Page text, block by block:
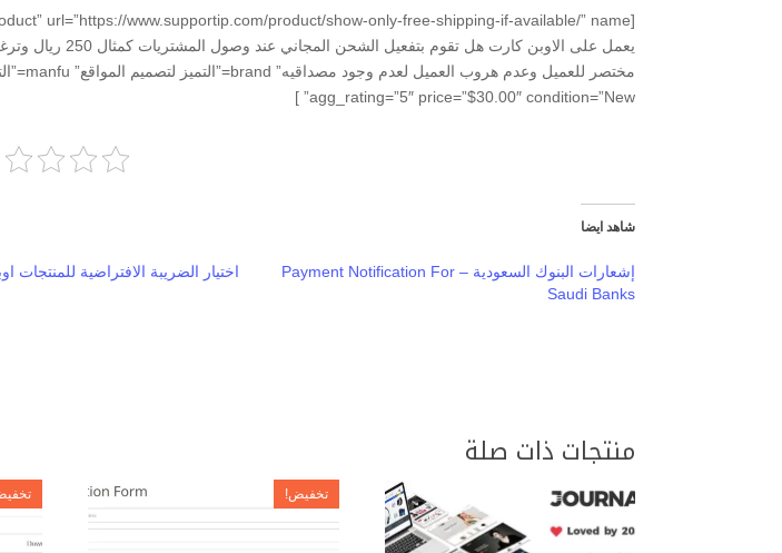
يعمل على
agg_rating=”5″ price=”$30.00″ condition=”New” ]
شاهد ايضا
إشعارات البنوك السعودية – ‫Payment Notification For
Saudi Banks
اختيار الضريبة الافتراضية للمنتجات
منتجات ذات صلة
تخفيض!